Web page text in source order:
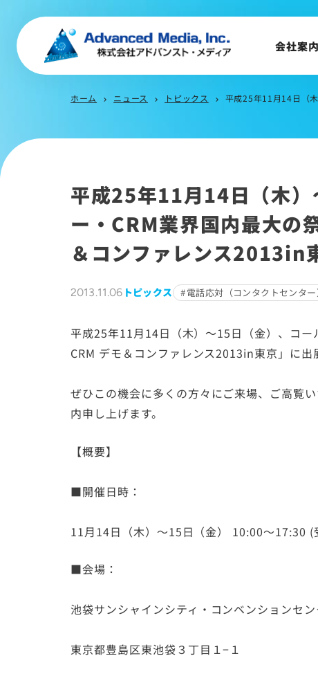
事業内容
会社概要
トップメッセージ
会社沿革
ニ
ト
会社案内
ホーム chevron_right ニュース chevron_right トピックス chevron_right 平成25年11月14日（木
平成25年11月14日（木
ー・CRM業界国内最大の
＆コンファレンス2013in
2013.11.06 トピックス 電話応対（コンタクトセンター
平成25年11月14日（木）～15日（金）、コ
CRM デモ＆コンファレンス2013in東京」に出
ぜひこの機会に多くの方々にご来場、ご高覧
内申し上げます。
【概要】
■開催日時：
11月14日（木）～15日（金） 10:00～17:30 (
■会場：
池袋サンシャインシティ・コンベンションセ
東京都豊島区東池袋３丁目１−１